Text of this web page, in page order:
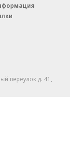
переулок д. 41,